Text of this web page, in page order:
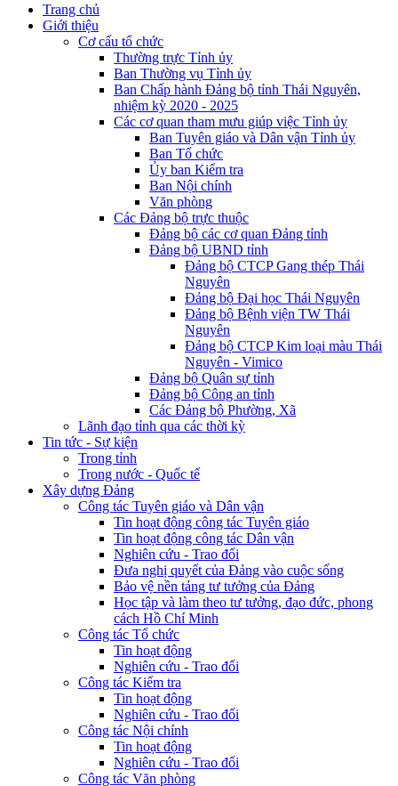
Trang chủ
Giới thiệu
Cơ cấu tổ chức
Thường trực Tỉnh ủy
Ban Thường vụ Tỉnh ủy
Ban Chấp hành Đảng bộ tỉnh Thái Nguyên,
nhiệm kỳ 2020 - 2025
Các cơ quan tham mưu giúp việc Tỉnh ủy
Ban Tuyên giáo và Dân vận Tỉnh ủy
Ban Tổ chức
Ủy ban Kiểm tra
Ban Nội chính
Văn phòng
Các Đảng bộ trực thuộc
Đảng bộ các cơ quan Đảng tỉnh
Đảng bộ UBND tỉnh
Đảng bộ CTCP Gang thép Thái
Nguyên
Đảng bộ Đại học Thái Nguyên
Đảng bộ Bệnh viện TW Thái
Nguyên
Đảng bộ CTCP Kim loại màu Thái
Nguyên - Vimico
Đảng bộ Quân sự tỉnh
Đảng bộ Công an tỉnh
Các Đảng bộ Phường, Xã
Lãnh đạo tỉnh qua các thời kỳ
Tin tức - Sự kiện
Trong tỉnh
Trong nước - Quốc tế
Xây dựng Đảng
Công tác Tuyên giáo và Dân vận
Tin hoạt động công tác Tuyên giáo
Tin hoạt động công tác Dân vận
Nghiên cứu - Trao đổi
Đưa nghị quyết của Đảng vào cuộc sống
Bảo vệ nền tảng tư tưởng của Đảng
Học tập và làm theo tư tưởng, đạo đức, phong
cách Hồ Chí Minh
Công tác Tổ chức
Tin hoạt động
Nghiên cứu - Trao đổi
Công tác Kiểm tra
Tin hoạt động
Nghiên cứu - Trao đổi
Công tác Nội chính
Tin hoạt động
Nghiên cứu - Trao đổi
Công tác Văn phòng